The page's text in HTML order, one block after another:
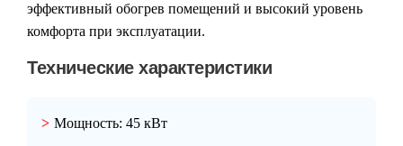
эффективный обогрев помещений и высокий уровень
комфорта при эксплуатации.
Технические характеристики
Мощность: 45 кВт